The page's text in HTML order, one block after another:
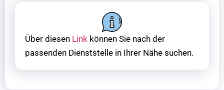
Über diesen Link können Sie nach der
passenden Dienststelle in Ihrer Nähe suchen.